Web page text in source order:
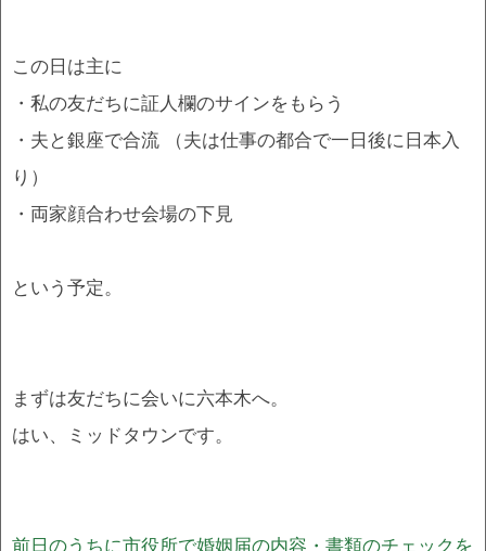
この日は主に
・私の友だちに証人欄のサインをもらう
・夫と銀座で合流 （夫は仕事の都合で一日後に日本入
り）
・両家顔合わせ会場の下見
という予定。
まずは友だちに会いに六本木へ。
はい、ミッドタウンです。
前日のうちに市役所で婚姻届の内容・書類のチェックを